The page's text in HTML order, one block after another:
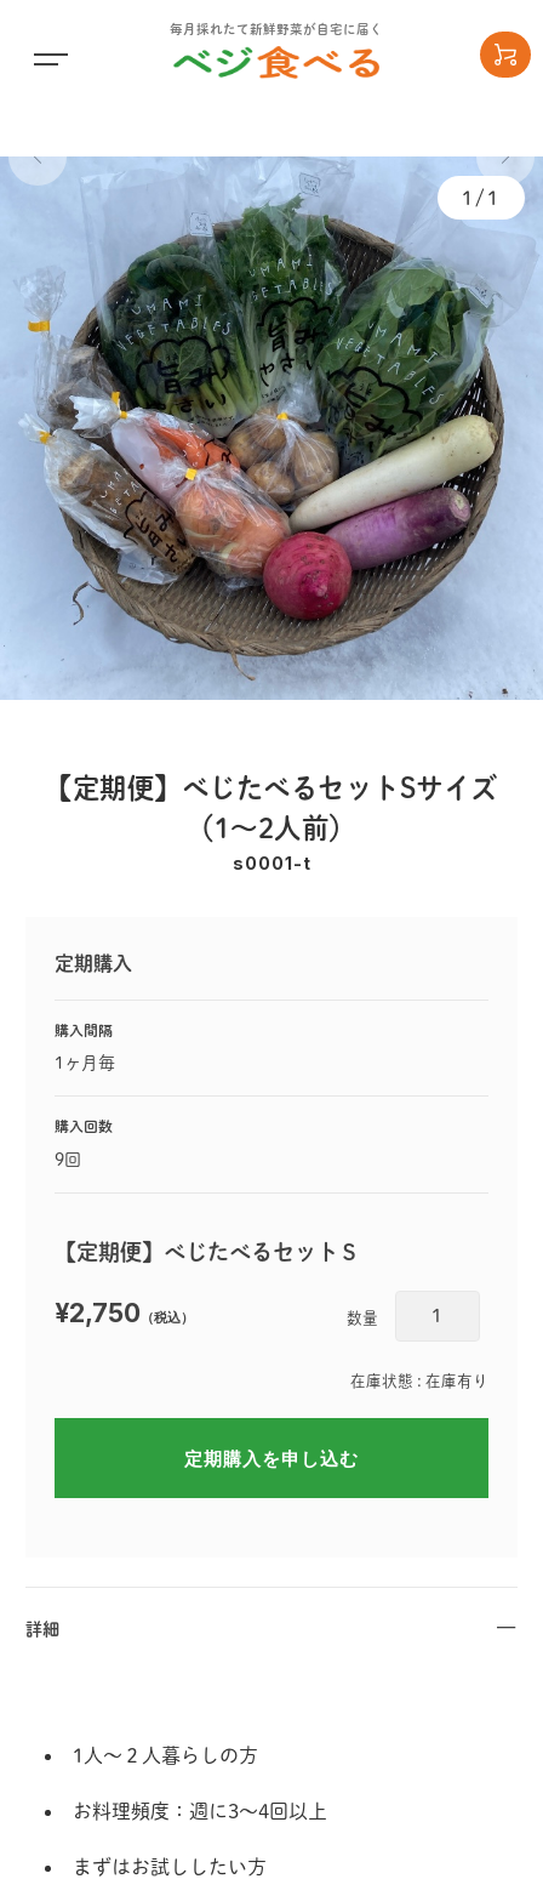
毎月採れたて新鮮野菜が自宅に届く
1/1
【定期便】べじたべるセットSサイズ
（1〜2人前）
s0001-t
定期購入
購入間隔
1ヶ月毎
購入回数
9回
【定期便】べじたべるセットＳ
在庫状態 : 在庫有り
¥2,750 （税込） 数量
詳細
1人〜２人暮らしの方
お料理頻度：週に3〜4回以上
まずはお試ししたい方